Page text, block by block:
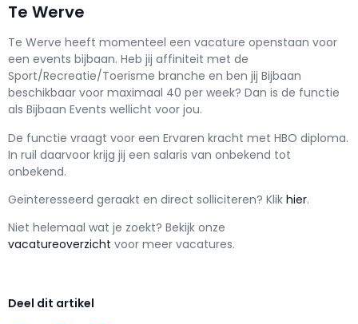
Te Werve
Te Werve heeft momenteel een vacature openstaan voor
een events bijbaan. Heb jij affiniteit met de
Sport/Recreatie/Toerisme branche en ben jij Bijbaan
beschikbaar voor maximaal 40 per week? Dan is de functie
als Bijbaan Events wellicht voor jou.
De functie vraagt voor een Ervaren kracht met HBO diploma.
In ruil daarvoor krijg jij een salaris van onbekend tot
onbekend.
Geïnteresseerd geraakt en direct solliciteren? Klik hier.
Niet helemaal wat je zoekt? Bekijk onze
vacatureoverzicht voor meer vacatures.
Deel dit artikel